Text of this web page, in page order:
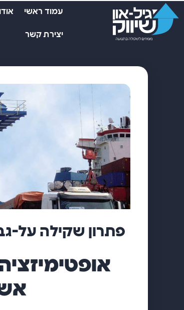
עמוד ראשי
יצירת קשר
פתרון שקילה על-